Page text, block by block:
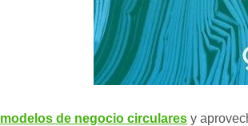
modelos de negocio circulares y